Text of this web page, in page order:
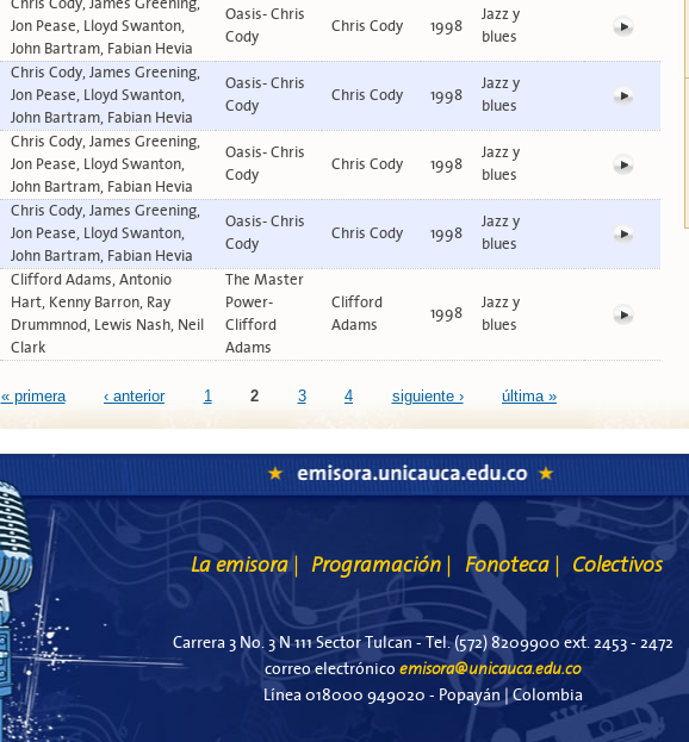
Chris Cody, James Greening,
Jon Pease, Lloyd Swanton,
John Bartram, Fabian Hevia
Oasis- Chris
Cody
Chris Cody 1998
Jazz y
blues
Chris Cody, James Greening,
Jon Pease, Lloyd Swanton,
John Bartram, Fabian Hevia
Oasis- Chris
Cody
Chris Cody 1998
Jazz y
blues
Chris Cody, James Greening,
Jon Pease, Lloyd Swanton,
John Bartram, Fabian Hevia
Oasis- Chris
Cody
Chris Cody 1998
Jazz y
blues
Chris Cody, James Greening,
Jon Pease, Lloyd Swanton,
John Bartram, Fabian Hevia
Oasis- Chris
Cody
Chris Cody 1998
Jazz y
blues
Clifford Adams, Antonio
Hart, Kenny Barron, Ray
Drummnod, Lewis Nash, Neil
Clark
The Master
Power-
Clifford
Adams
Clifford
Adams
1998
Jazz y
blues
« primera ‹ anterior 1 2 3 4 siguiente › última »
La emisora Programación Fonoteca Colectivos
Carrera 3 No. 3 N 111 Sector Tulcan - Tel. (572) 8209900 ext. 2453 - 2472
correo electrónico emisora@unicauca.edu.co
Línea 018000 949020 - Popayán | Colombia